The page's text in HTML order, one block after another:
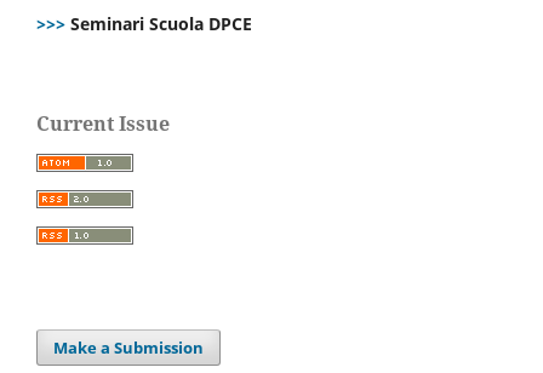
>>> Seminari Scuola DPCE
Current Issue
Make a Submission